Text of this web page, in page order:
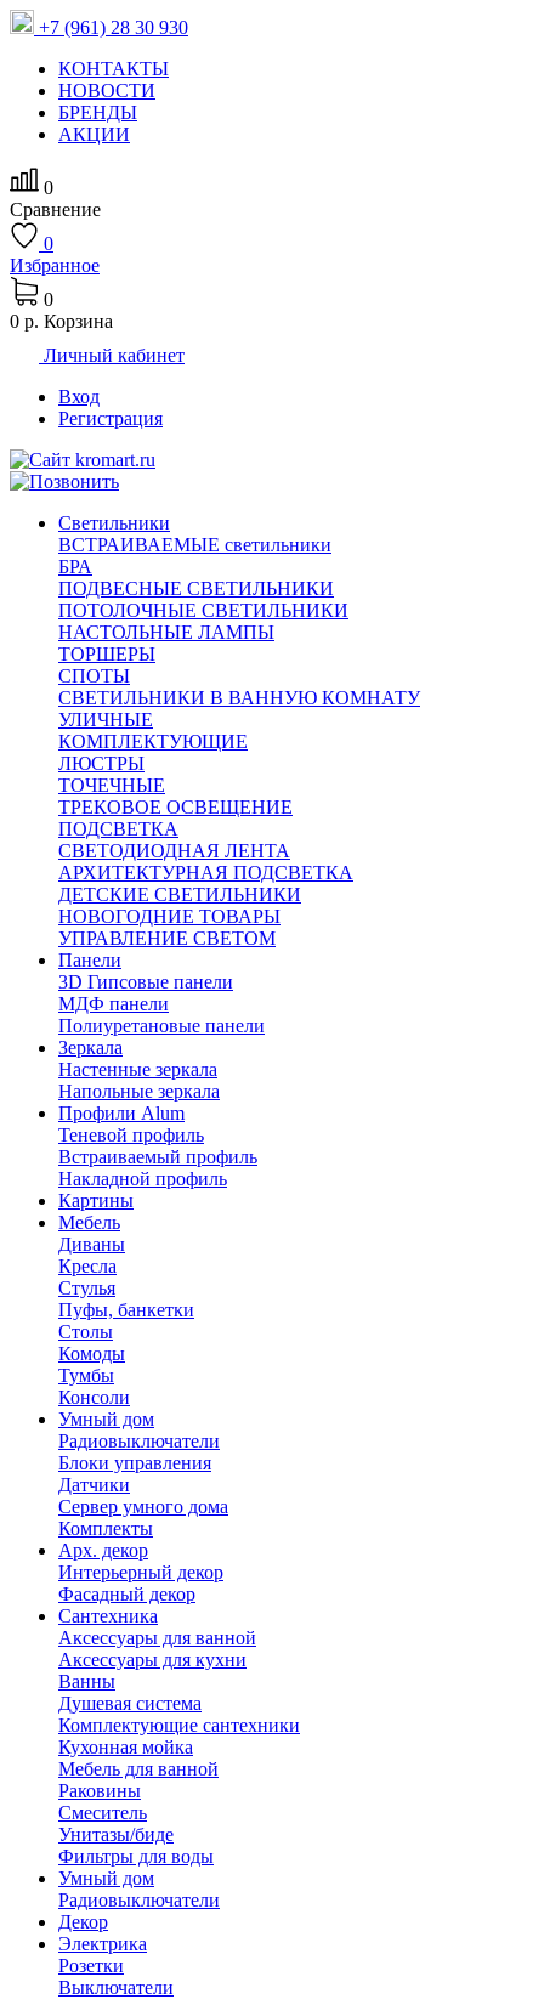
+7 (961) 28 30 930
КОНТАКТЫ
НОВОСТИ
БРЕНДЫ
АКЦИИ
0
Сравнение
0
Избранное
0
0 р. Корзина
Личный кабинет
Вход
Регистрация
Светильники
ВСТРАИВАЕМЫЕ светильники
БРА
ПОДВЕСНЫЕ СВЕТИЛЬНИКИ
ПОТОЛОЧНЫЕ СВЕТИЛЬНИКИ
НАСТОЛЬНЫЕ ЛАМПЫ
ТОРШЕРЫ
СПОТЫ
СВЕТИЛЬНИКИ В ВАННУЮ КОМНАТУ
УЛИЧНЫЕ
КОМПЛЕКТУЮЩИЕ
ЛЮСТРЫ
ТОЧЕЧНЫЕ
ТРЕКОВОЕ ОСВЕЩЕНИЕ
ПОДСВЕТКА
СВЕТОДИОДНАЯ ЛЕНТА
АРХИТЕКТУРНАЯ ПОДСВЕТКА
ДЕТСКИЕ СВЕТИЛЬНИКИ
НОВОГОДНИЕ ТОВАРЫ
УПРАВЛЕНИЕ СВЕТОМ
Панели
3D Гипсовые панели
МДФ панели
Полиуретановые панели
Зеркала
Настенные зеркала
Напольные зеркала
Профили Alum
Теневой профиль
Встраиваемый профиль
Накладной профиль
Картины
Мебель
Диваны
Кресла
Стулья
Пуфы, банкетки
Столы
Комоды
Тумбы
Консоли
Умный дом
Радиовыключатели
Блоки управления
Датчики
Сервер умного дома
Комплекты
Арх. декор
Интерьерный декор
Фасадный декор
Сантехника
Аксессуары для ванной
Аксессуары для кухни
Ванны
Душевая система
Комплектующие сантехники
Кухонная мойка
Мебель для ванной
Раковины
Смеситель
Унитазы/биде
Фильтры для воды
Умный дом
Радиовыключатели
Декор
Электрика
Розетки
Выключатели